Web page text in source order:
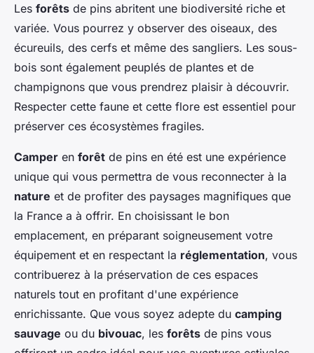
Les forêts de pins abritent une biodiversité riche et
variée. Vous pourrez y observer des oiseaux, des
écureuils, des cerfs et même des sangliers. Les sous-
bois sont également peuplés de plantes et de
champignons que vous prendrez plaisir à découvrir.
Respecter cette faune et cette flore est essentiel pour
préserver ces écosystèmes fragiles.
Camper en forêt de pins en été est une expérience
unique qui vous permettra de vous reconnecter à la
nature et de profiter des paysages magnifiques que
la France a à offrir. En choisissant le bon
emplacement, en préparant soigneusement votre
équipement et en respectant la réglementation, vous
contribuerez à la préservation de ces espaces
naturels tout en profitant d'une expérience
enrichissante. Que vous soyez adepte du camping
sauvage ou du bivouac, les forêts de pins vous